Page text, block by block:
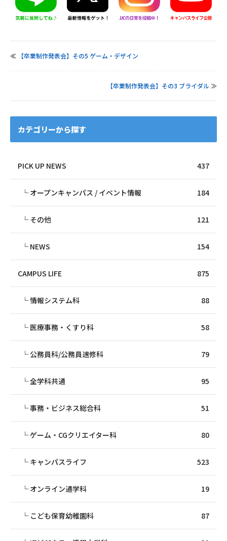
≪ 【卒業制作発表会】その5 ゲーム・デザイン
【卒業制作発表会】その3 ブライダル ≫
カテゴリーから探す
PICK UP NEWS 437
オープンキャンパス / イベント情報 184
その他 121
NEWS 154
CAMPUS LIFE 875
情報システム科 88
医療事務・くすり科 58
公務員科/公務員速修科 79
全学科共通 95
事務・ビジネス総合科 51
ゲーム・CGクリエイター科 80
キャンパスライフ 523
オンライン通学科 19
こども保育幼稚園科 87